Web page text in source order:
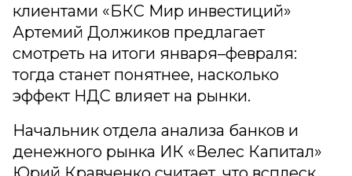
клиентами «БКС Мир инвестиций»
Артемий Должиков предлагает
смотреть на итоги января–февраля:
тогда станет понятнее, насколько
эффект НДС влияет на рынки.
Начальник отдела анализа банков и
денежного рынка ИК «Велес Капитал»